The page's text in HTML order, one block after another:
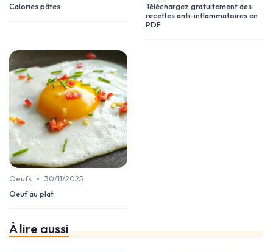
Calories pâtes
Téléchargez gratuitement des
recettes anti-inflammatoires en
PDF
Oeufs • 30/11/2025
Oeuf au plat
À lire aussi